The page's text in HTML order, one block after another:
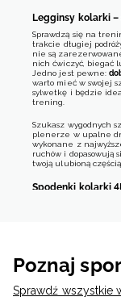
Legginsy kolarki
Sprawdzą się na
trakcie długiej
nie są
nich ćwiczyć, biegać
Jedno jest pewne:
warto mieć w swojej
sylwetkę i będzie
trening.
Szukasz wygodnych
plenerze w upalne
wykonane z
ruchów i dopasowują
twoją ulubioną
Spodenki kolarki
wygody zdadzą
materiałów
komfort termiczny i
Poznaj
Sprawdź wszystkie